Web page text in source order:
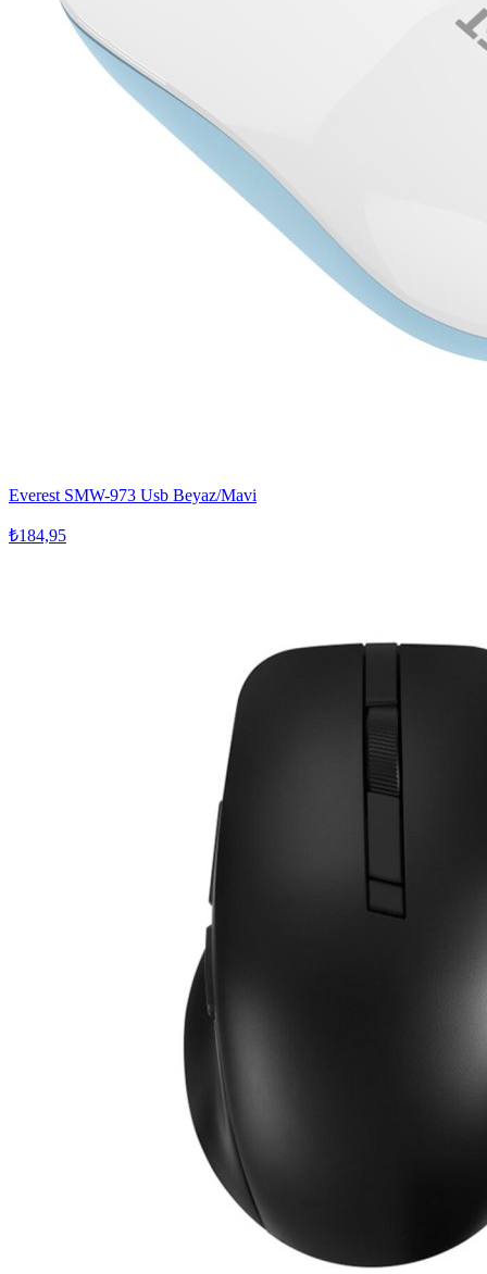
Everest SMW-973 Usb Beyaz/Mavi
₺184,95